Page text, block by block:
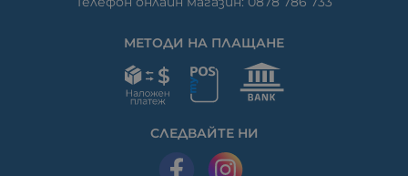
МЕТОДИ НА ПЛАЩАНЕ
СЛЕДВАЙТЕ НИ